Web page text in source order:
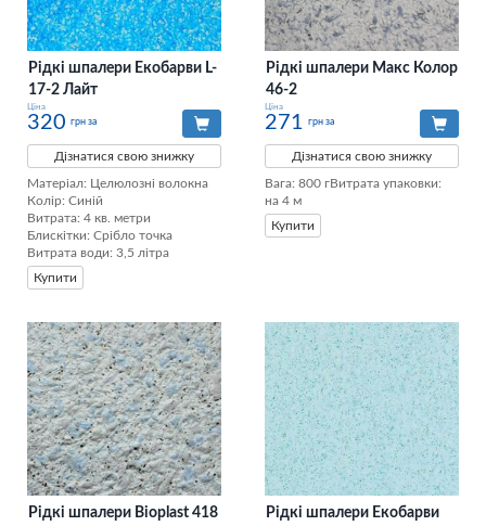
Рідкі шпалери Екобарви L-
17-2 Лайт
Ціна
320 грн за
Дізнатися свою знижку
Матеріал: Целюлозні волокна
Колір: Синій
Витрата: 4 кв. метри
Блискітки: Срібло точка
Витрата води: 3,5 літра
Купити
Рідкі шпалери Макс Колор
46-2
Ціна
271 грн за
Дізнатися свою знижку
Вага: 800 гВитрата упаковки:
на 4 м
Купити
Рідкі шпалери Bioplast 418
Рідкі шпалери Екобарви